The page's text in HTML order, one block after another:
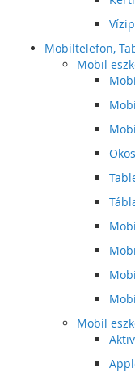
Mobiltelefon,
Mobil
Mobil